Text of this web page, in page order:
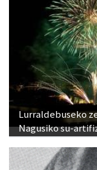
Lurraldebuseko
Nagusiko su-